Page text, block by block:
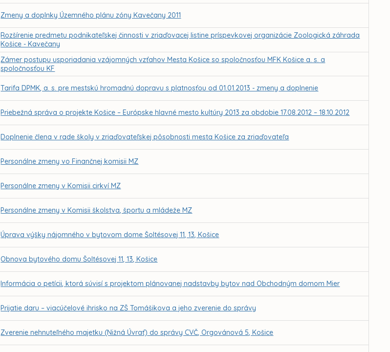
Zmeny a doplnky Územného plánu zóny Kavečany 2011
Rozšírenie predmetu podnikateľskej činnosti v zriaďovacej listine príspevkovej organizácie Zoologická záhrada
Košice - Kavečany
Zámer postupu usporiadania vzájomných vzťahov Mesta Košice so spoločnosťou MFK Košice a. s. a
spoločnosťou KF
Tarifa DPMK, a. s. pre mestskú hromadnú dopravu s platnosťou od 01.01.2013 - zmeny a doplnenie
Priebežná správa o projekte Košice – Európske hlavné mesto kultúry 2013 za obdobie 17.08.2012 – 18.10.2012
Doplnenie člena v rade školy v zriaďovateľskej pôsobnosti mesta Košice za zriaďovateľa
Personálne zmeny vo Finančnej komisii MZ
Personálne zmeny v Komisii cirkví MZ
Personálne zmeny v Komisii školstva, športu a mládeže MZ
Úprava výšky nájomného v bytovom dome Šoltésovej 11, 13, Košice
Obnova bytového domu Šoltésovej 11, 13, Košice
Informácia o petícii, ktorá súvisí s projektom plánovanej nadstavby bytov nad Obchodným domom Mier
Prijatie daru – viacúčelové ihrisko na ZŠ Tomášikova a jeho zverenie do správy
Zverenie nehnuteľného majetku (Nižná Úvrať) do správy CVČ, Orgovánová 5, Košice